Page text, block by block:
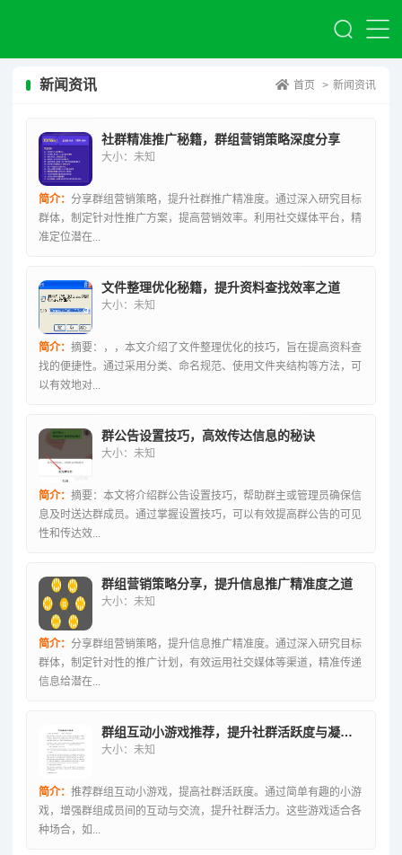
新闻资讯 首页 > 新闻资讯
社群精准推广秘籍，群组营销策略深度分享
大小：未知
简介： 分享群组营销策略，提升社群推广精准度。通过深入研究目标
群体，制定针对性推广方案，提高营销效率。利用社交媒体平台，精
准定位潜在...
文件整理优化秘籍，提升资料查找效率之道
大小：未知
简介： 摘要：，，本文介绍了文件整理优化的技巧，旨在提高资料查
找的便捷性。通过采用分类、命名规范、使用文件夹结构等方法，可
以有效地对...
群公告设置技巧，高效传达信息的秘诀
大小：未知
简介： 摘要：本文将介绍群公告设置技巧，帮助群主或管理员确保信
息及时送达群成员。通过掌握设置技巧，可以有效提高群公告的可见
性和传达效...
群组营销策略分享，提升信息推广精准度之道
大小：未知
简介： 分享群组营销策略，提升信息推广精准度。通过深入研究目标
群体，制定针对性的推广计划，有效运用社交媒体等渠道，精准传递
信息给潜在...
群组互动小游戏推荐，提升社群活跃度与凝聚力
大小：未知
简介： 推荐群组互动小游戏，提高社群活跃度。通过简单有趣的小游
戏，增强群组成员间的互动与交流，提升社群活力。这些游戏适合各
种场合，如...